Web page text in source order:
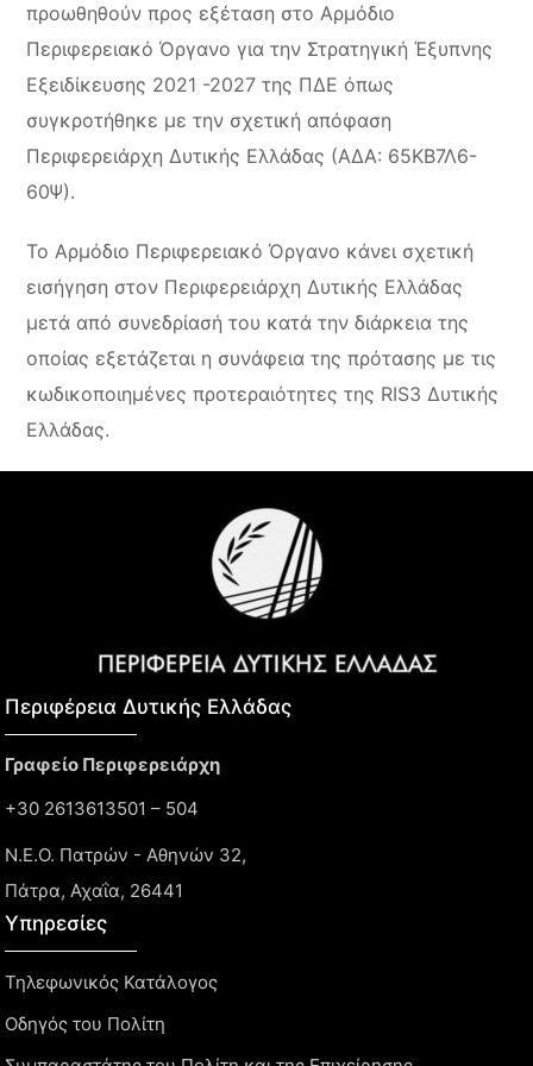
προωθηθούν προς εξέταση στο Αρμόδιο
Περιφερειακό Όργανο για την Στρατηγική Έξυπνης
Εξειδίκευσης 2021 -2027 της ΠΔΕ όπως
συγκροτήθηκε με την σχετική απόφαση
Περιφερειάρχη Δυτικής Ελλάδας (ΑΔΑ: 65ΚΒ7Λ6-
60Ψ).
Το Αρμόδιο Περιφερειακό Όργανο κάνει σχετική
εισήγηση στον Περιφερειάρχη Δυτικής Ελλάδας
μετά από συνεδρίασή του κατά την διάρκεια της
οποίας εξετάζεται η συνάφεια της πρότασης με τις
κωδικοποιημένες προτεραιότητες της RIS3 Δυτικής
Ελλάδας.
Περιφέρεια Δυτικής Ελλάδας​
Γραφείο Περιφερειάρχη
+30 2613613501 – 504
Ν.Ε.Ο. Πατρών - Αθηνών 32,
Πάτρα, Αχαΐα, 26441
Υπηρεσίες
Τηλεφωνικός Κατάλογος
Οδηγός του Πολίτη